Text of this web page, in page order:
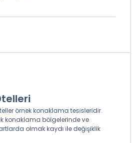
örnek konaklama tesisleridir.
konaklama bölgelerinde ve
olmak kaydı ile değişiklik